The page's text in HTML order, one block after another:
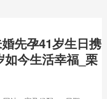
先孕41岁生日携
今生活幸福_栗